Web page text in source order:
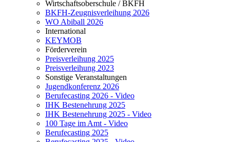
Wirtschaftsoberschule / BKFH
BKFH-Zeugnisverleihung 2026
WO Abiball 2026
International
KEYMOB
Förderverein
Preisverleihung 2025
Preisverleihung 2023
Sonstige Veranstaltungen
Jugendkonferenz 2026
Berufecasting 2026 - Video
IHK Bestenehrung 2025
IHK Bestenehrung 2025 - Video
100 Tage im Amt - Video
Berufecasting 2025